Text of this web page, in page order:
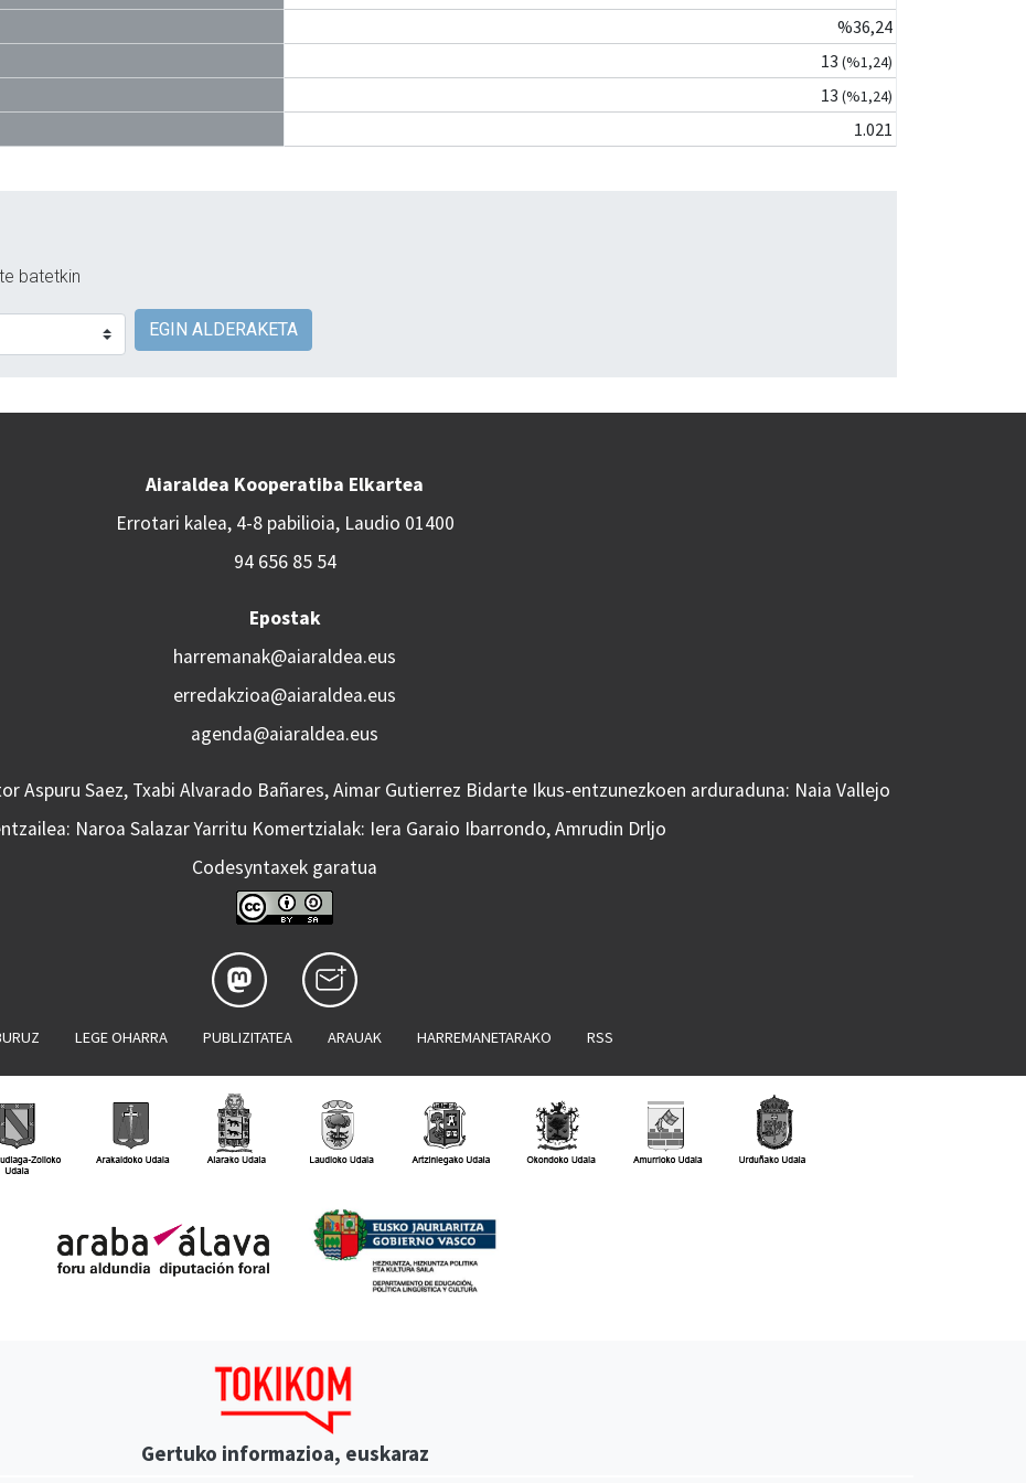
%36,24
13 (%1,24)
13 (%1,24)
1.021
batetkin
EGIN ALDERAKETA
Aiaraldea Kooperatiba Elkartea
Errotari kalea, 4-8 pabilioia, Laudio 01400
94 656 85 54
Epostak
harremanak@aiaraldea.eus
erredakzioa@aiaraldea.eus
agenda@aiaraldea.eus
Aspuru Saez, Txabi Alvarado Bañares, Aimar Gutierrez Bidarte Ikus-entzunezkoen arduraduna: Naia Vallejo
Naroa Salazar Yarritu Komertzialak: Iera Garaio Ibarrondo, Amrudin Drljo
Codesyntaxek garatua
LEGE OHARRA PUBLIZITATEA ARAUAK HARREMANETARAKO RSS
Gertuko informazioa, euskaraz